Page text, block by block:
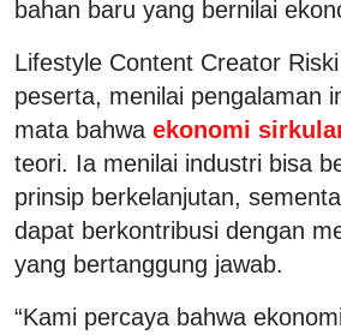
bahan baru yang bernilai
Lifestyle Content Creator
peserta, menilai pengalaman
mata bahwa ekonomi
teori. Ia menilai industri bisa
prinsip berkelanjutan,
dapat berkontribusi dengan
yang bertanggung jawab.
“Kami percaya bahwa